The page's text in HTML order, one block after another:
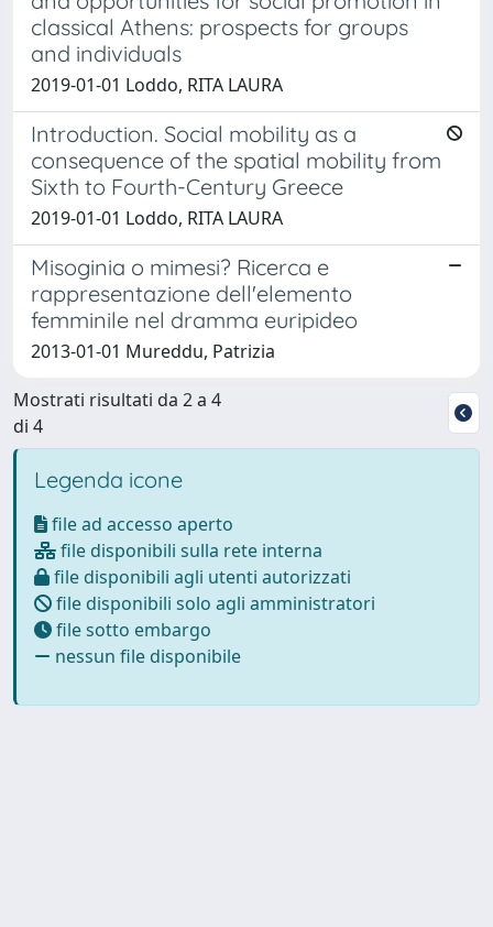
classical Athens: prospects for groups
and individuals
2019-01-01 Loddo, RITA LAURA
Introduction. Social mobility as a
consequence of the spatial mobility from
Sixth to Fourth-Century Greece
2019-01-01 Loddo, RITA LAURA
Misoginia o mimesi? Ricerca e
rappresentazione dell'elemento
femminile nel dramma euripideo
2013-01-01 Mureddu, Patrizia
Mostrati risultati da 2 a 4
di 4
Legenda icone
file ad accesso aperto
file disponibili sulla rete interna
file disponibili agli utenti autorizzati
file disponibili solo agli amministratori
file sotto embargo
nessun file disponibile